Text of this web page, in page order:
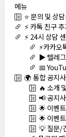
메뉴
⭐ 문의 및 상
⚡ 카톡 친구
⚡ 24시 상담
⚡카카오
▶️ 텔레
📅
🌍 통합 공지
🔥 소개
📢 공지
🌟 이벤트
🌟 이벤
💡 질문/